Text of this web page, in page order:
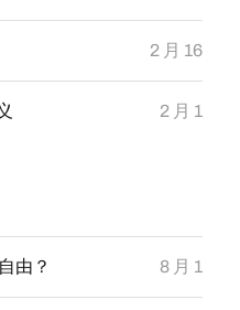
2 月 16
2 月 1
由？ 8 月 1